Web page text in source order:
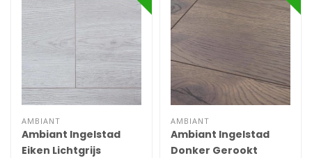
AMBIANT
Ambiant Ingelstad
Eiken Lichtgrijs
AMBIANT
Ambiant Ingelstad
Donker Gerookt